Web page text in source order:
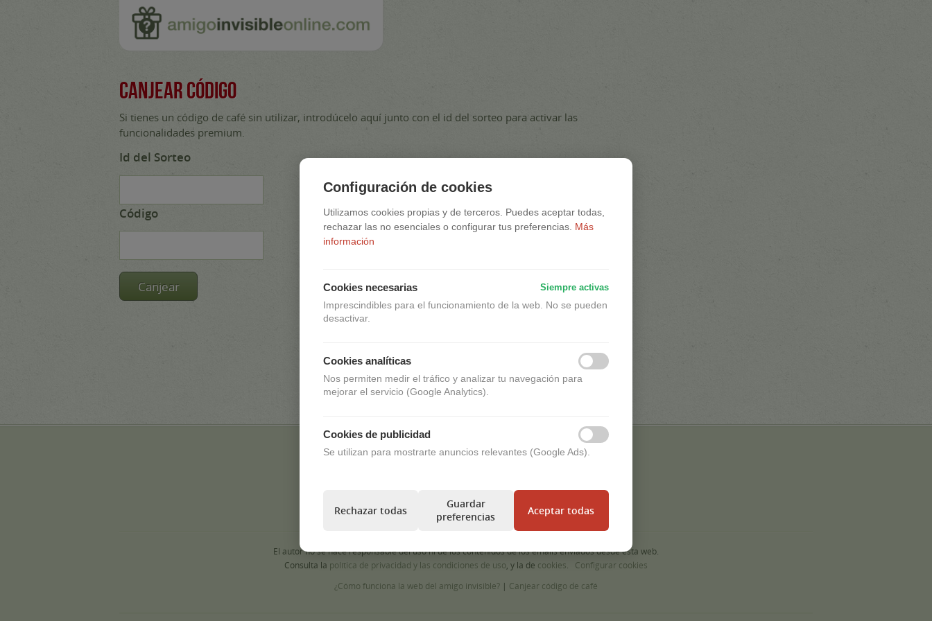
Canjear código
Si tienes un código de café sin utilizar, introdúcelo aquí junto con el id del sorteo para activar las
funcionalidades premium.
Id del Sorteo
Código
Canjear
Configuración de cookies
Utilizamos cookies propias y de terceros. Puedes aceptar todas,
rechazar las no esenciales o configurar tus preferencias. Más
información
Cookies necesarias
Siempre activas
Imprescindibles para el funcionamiento de la web. No se pueden
desactivar.
Cookies analíticas
Nos permiten medir el tráfico y analizar tu navegación para
mejorar el servicio (Google Analytics).
Cookies de publicidad
Se utilizan para mostrarte anuncios relevantes (Google Ads).
Rechazar todas
Guardar
preferencias
Aceptar todas
Anúncia tu empresa a 5 millones de usuarios
El autor no se hace responsable del uso ni de los contenidos de los emails enviados desde esta web.
Consulta la política de privacidad y las condiciones de uso, y la de cookies.
Configurar cookies
¿Cómo funciona la web del amigo invisible? | Canjear código de café